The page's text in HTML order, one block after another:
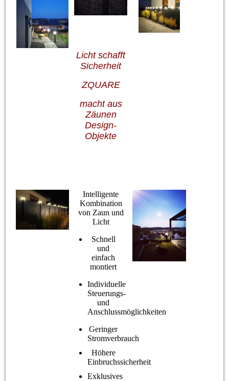
Licht schafft
Sicherheit
ZQUARE
macht aus
Zäunen
Design-
Objekte
Intelligente
Kombination
von Zaun und
Licht
Schnell
und
einfach
montiert
Individuelle
Steuerungs-
und
Anschlussmöglichkeiten
Geringer
Stromverbrauch
Höhere
Einbruchssicherheit
Exklusives